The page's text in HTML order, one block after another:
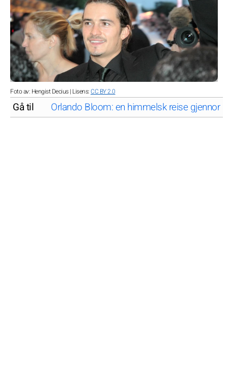
Foto av: Hengist Decius | Lisens:CC BY 2.0
Gå til Orlando Bloom: en himmelsk reise